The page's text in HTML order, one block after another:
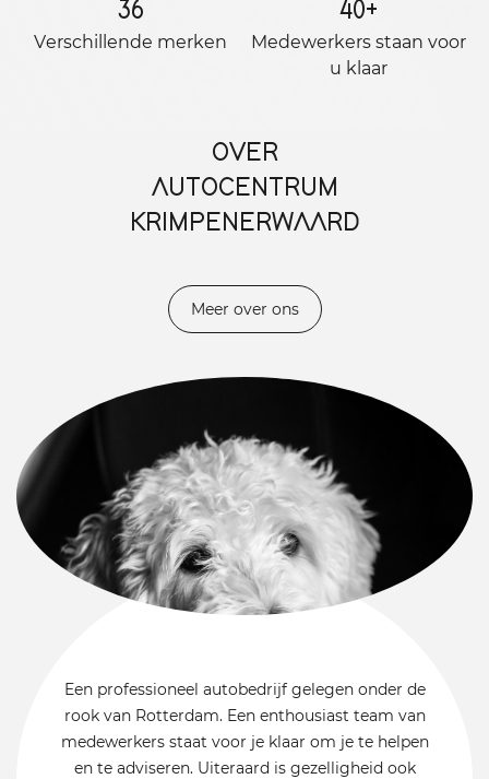
36
Verschillende merken
40+
Medewerkers staan ​​voor
u klaar
OVER
AUTOCENTRUM
KRIMPENERWAARD
Meer over ons
Een professioneel autobedrijf gelegen onder de
rook van Rotterdam. Een enthousiast team van
medewerkers staat voor je klaar om je te helpen
en te adviseren. Uiteraard is gezelligheid ook